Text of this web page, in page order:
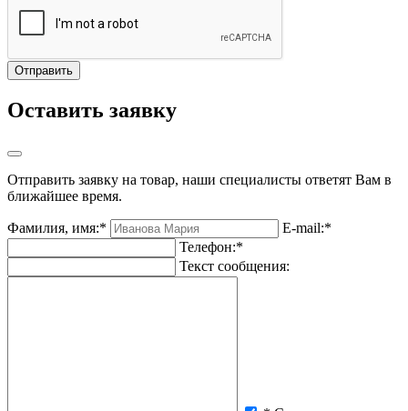
Оставить заявку
Отправить заявку на товар, наши специалисты ответят Вам в
ближайшее время.
Фамилия, имя:*
E-mail:*
Телефон:*
Текст сообщения: